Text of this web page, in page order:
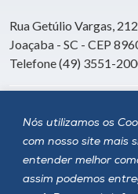
Nós utilizamos os
com nosso site mais
entender melhor
assim podemos
Rua Getúlio Vargas,
Joaçaba - SC - CEP
Telefone (49) 3551-
Siga a Unoesc